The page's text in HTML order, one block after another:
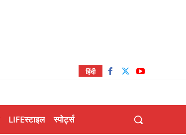
हिंदी
LIFEस्टाइल स्पोर्ट्स